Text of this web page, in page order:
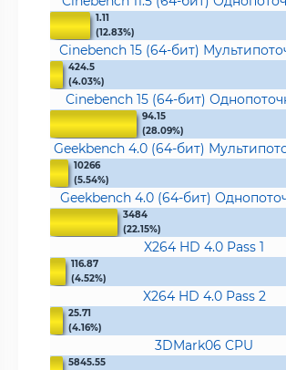
1.11
(12.83%)
Cinebench 15 (64-бит)
424.5
(4.03%)
Cinebench 15 (64-бит)
94.15
(28.09%)
Geekbench 4.0 (64-бит)
10266
(5.54%)
Geekbench 4.0 (64-бит)
3484
(22.15%)
X264 HD 4.0 Pass 1
116.87
(4.52%)
X264 HD 4.0 Pass 2
25.71
(4.16%)
3DMark06 CPU
5845.55